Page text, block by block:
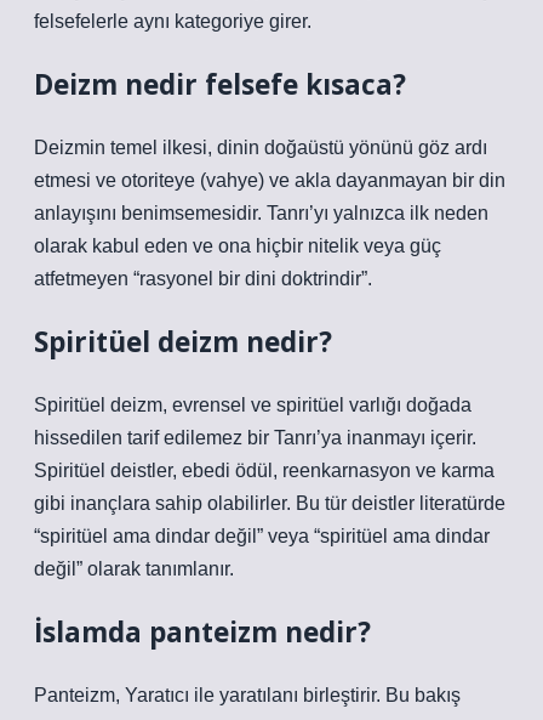
felsefelerle aynı kategoriye girer.
Deizm nedir felsefe kısaca?
Deizmin temel ilkesi, dinin doğaüstü yönünü göz ardı
etmesi ve otoriteye (vahye) ve akla dayanmayan bir din
anlayışını benimsemesidir. Tanrı’yı ​​yalnızca ilk neden
olarak kabul eden ve ona hiçbir nitelik veya güç
atfetmeyen “rasyonel bir dini doktrindir”.
Spiritüel deizm nedir?
Spiritüel deizm, evrensel ve spiritüel varlığı doğada
hissedilen tarif edilemez bir Tanrı’ya inanmayı içerir.
Spiritüel deistler, ebedi ödül, reenkarnasyon ve karma
gibi inançlara sahip olabilirler. Bu tür deistler literatürde
“spiritüel ama dindar değil” veya “spiritüel ama dindar
değil” olarak tanımlanır.
İslamda panteizm nedir?
Panteizm, Yaratıcı ile yaratılanı birleştirir. Bu bakış